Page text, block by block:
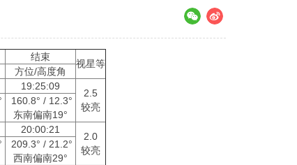
结束
视星等
方位/高度角
19:25:09
2.5
较亮
160.8° / 12.3°
东南偏南19°
20:00:21
2.0
较亮
209.3° / 21.2°
西南偏南29°